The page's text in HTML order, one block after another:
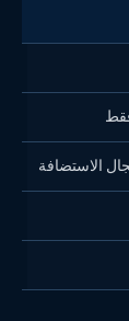
الاستضافة